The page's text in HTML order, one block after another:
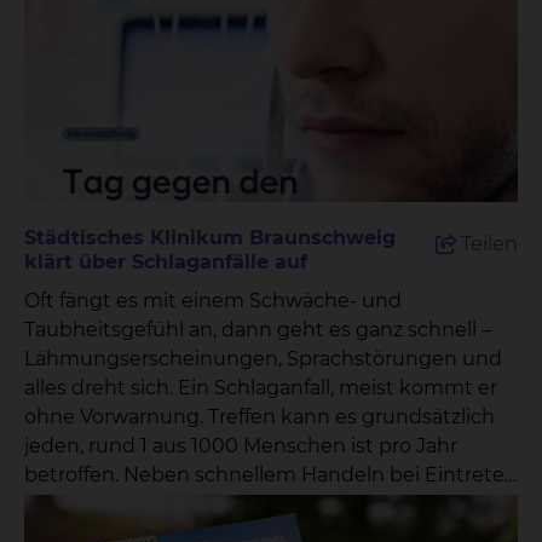
Städtisches Klinikum Braunschweig
klärt über Schlaganfälle auf
Teilen
Oft fängt es mit einem Schwäche- und
Taubheitsgefühl an, dann geht es ganz schnell –
Lähmungserscheinungen, Sprachstörungen und
alles dreht sich. Ein Schlaganfall, meist kommt er
ohne Vorwarnung. Treffen kann es grundsätzlich
jeden, rund 1 aus 1000 Menschen ist pro Jahr
betroffen. Neben schnellem Handeln bei Eintreten
des Schlaganfalls ist besonders die Nachsorge ein
zentraler Baustein der anschließenden Genesung.